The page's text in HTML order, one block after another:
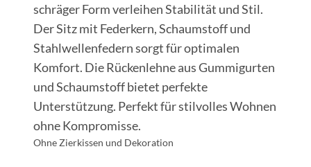
schräger Form verleihen Stabilität und Stil.
Der Sitz mit Federkern, Schaumstoff und
Stahlwellenfedern sorgt für optimalen
Komfort. Die Rückenlehne aus Gummigurten
und Schaumstoff bietet perfekte
Unterstützung. Perfekt für stilvolles Wohnen
ohne Kompromisse.
Ohne Zierkissen und Dekoration